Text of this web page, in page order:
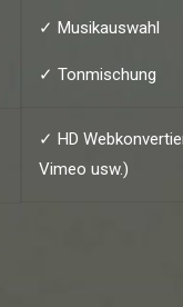
✓ Musikauswahl
✓ Tonmischung
✓ HD
Vimeo usw.)